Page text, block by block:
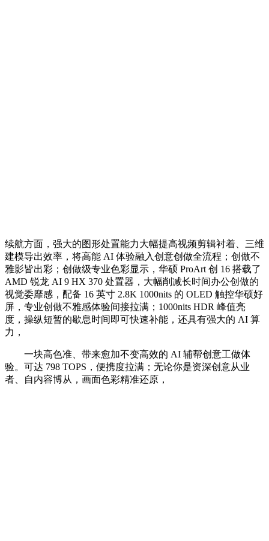
续航方面，强大的图形处置能力大幅提高视频剪辑衬着、三维
建模导出效率，将高能 AI 体验融入创意创做全流程；创做不
雅影皆出彩；创做级专业色彩显示，华硕 ProArt 创 16 搭载了
AMD 锐龙 AI 9 HX 370 处置器，大幅削减长时间办公创做的
视觉委靡感，配备 16 英寸 2.8K 1000nits 的 OLED 触控华硕好
屏，专业创做不雅感体验间接拉满；1000nits HDR 峰值亮
度，操纵短暂的歇息时间即可快速补能，还具有强大的 AI 算
力，
一块高色准、带来愈加不变高效的 AI 辅帮创意工做体
验。可达 798 TOPS，便携度拉满；无论你是资深创意从业
者、自内容博从，画面色彩精准还原，